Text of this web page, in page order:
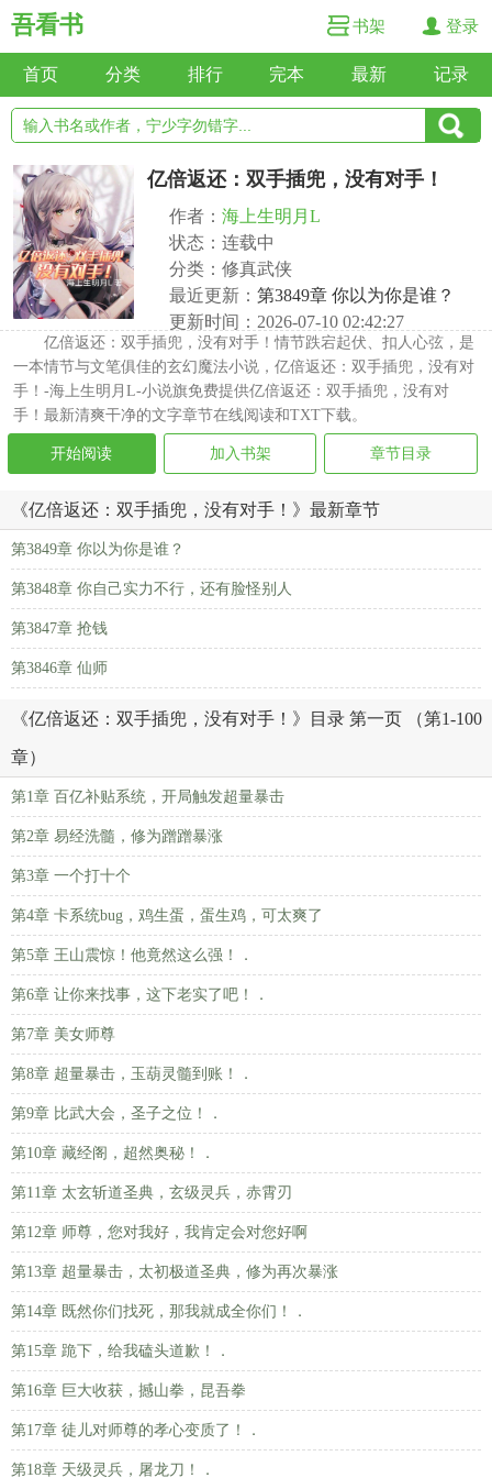
吾看书 书架 登录
首页 分类 排行 完本 最新 记录
亿倍返还：双手插兜，没有对手！
作者： 海上生明月L
状态：连载中
分类：修真武侠
最近更新： 第3849章 你以为你是谁？
更新时间：2026-07-10 02:42:27
亿倍返还：双手插兜，没有对手！情节跌宕起伏、扣人心弦，是
一本情节与文笔俱佳的玄幻魔法小说，亿倍返还：双手插兜，没有对
手！-海上生明月L-小说旗免费提供亿倍返还：双手插兜，没有对
手！最新清爽干净的文字章节在线阅读和TXT下载。
开始阅读 加入书架 章节目录
《亿倍返还：双手插兜，没有对手！》最新章节
第3849章 你以为你是谁？
第3848章 你自己实力不行，还有脸怪别人
第3847章 抢钱
第3846章 仙师
《亿倍返还：双手插兜，没有对手！》目录 第一页 （第1-100
章）
第1章 百亿补贴系统，开局触发超量暴击
第2章 易经洗髓，修为蹭蹭暴涨
第3章 一个打十个
第4章 卡系统bug，鸡生蛋，蛋生鸡，可太爽了
第5章 王山震惊！他竟然这么强！．
第6章 让你来找事，这下老实了吧！．
第7章 美女师尊
第8章 超量暴击，玉葫灵髓到账！．
第9章 比武大会，圣子之位！．
第10章 藏经阁，超然奥秘！．
第11章 太玄斩道圣典，玄级灵兵，赤霄刃
第12章 师尊，您对我好，我肯定会对您好啊
第13章 超量暴击，太初极道圣典，修为再次暴涨
第14章 既然你们找死，那我就成全你们！．
第15章 跪下，给我磕头道歉！．
第16章 巨大收获，撼山拳，昆吾拳
第17章 徒儿对师尊的孝心变质了！．
第18章 天级灵兵，屠龙刀！．